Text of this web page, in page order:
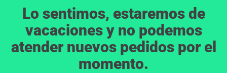
Lo sentimos, estaremos de
vacaciones y no podemos
atender nuevos pedidos por el
momento.